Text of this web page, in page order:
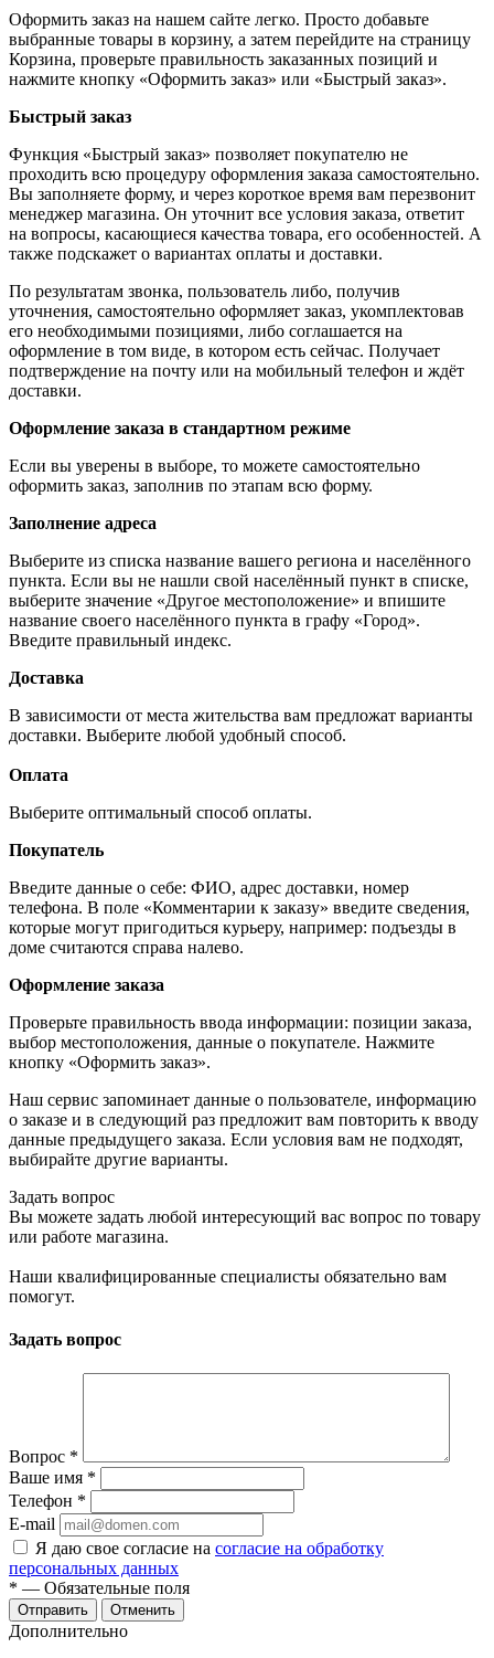
Оформить заказ на нашем сайте легко. Просто добавьте
выбранные товары в корзину, а затем перейдите на страницу
Корзина, проверьте правильность заказанных позиций и
нажмите кнопку «Оформить заказ» или «Быстрый заказ».
Быстрый заказ
Функция «Быстрый заказ» позволяет покупателю не
проходить всю процедуру оформления заказа самостоятельно.
Вы заполняете форму, и через короткое время вам перезвонит
менеджер магазина. Он уточнит все условия заказа, ответит
на вопросы, касающиеся качества товара, его особенностей. А
также подскажет о вариантах оплаты и доставки.
По результатам звонка, пользователь либо, получив
уточнения, самостоятельно оформляет заказ, укомплектовав
его необходимыми позициями, либо соглашается на
оформление в том виде, в котором есть сейчас. Получает
подтверждение на почту или на мобильный телефон и ждёт
доставки.
Оформление заказа в стандартном режиме
Если вы уверены в выборе, то можете самостоятельно
оформить заказ, заполнив по этапам всю форму.
Заполнение адреса
Выберите из списка название вашего региона и населённого
пункта. Если вы не нашли свой населённый пункт в списке,
выберите значение «Другое местоположение» и впишите
название своего населённого пункта в графу «Город».
Введите правильный индекс.
Доставка
В зависимости от места жительства вам предложат варианты
доставки. Выберите любой удобный способ.
Оплата
Выберите оптимальный способ оплаты.
Покупатель
Введите данные о себе: ФИО, адрес доставки, номер
телефона. В поле «Комментарии к заказу» введите сведения,
которые могут пригодиться курьеру, например: подъезды в
доме считаются справа налево.
Оформление заказа
Проверьте правильность ввода информации: позиции заказа,
выбор местоположения, данные о покупателе. Нажмите
кнопку «Оформить заказ».
Наш сервис запоминает данные о пользователе, информацию
о заказе и в следующий раз предложит вам повторить к вводу
данные предыдущего заказа. Если условия вам не подходят,
выбирайте другие варианты.
Задать вопрос
Вы можете задать любой интересующий вас вопрос по товару
или работе магазина.
Наши квалифицированные специалисты обязательно вам
помогут.
Задать вопрос
Вопрос *
Ваше имя *
Телефон *
E-mail
Я даю свое согласие на согласие на обработку
персональных данных
* — Обязательные поля
Отменить
Дополнительно